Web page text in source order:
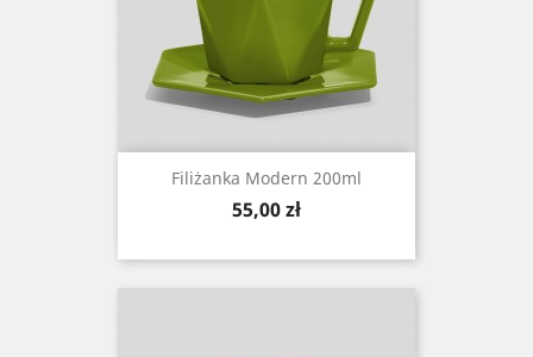
Filiżanka Modern 200ml
Cena
55,00 zł